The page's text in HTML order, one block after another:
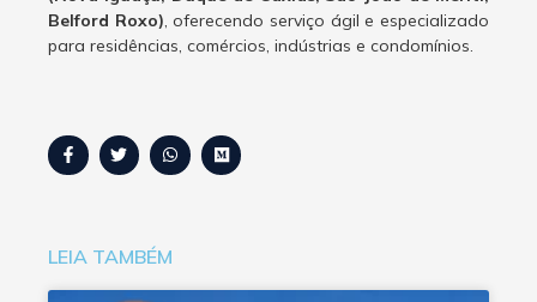
Belford Roxo), oferecendo serviço ágil e especializado
para residências, comércios, indústrias e condomínios.
LEIA TAMBÉM